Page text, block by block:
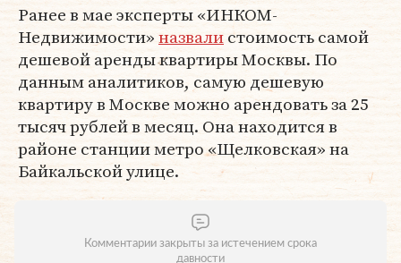
Ранее в мае эксперты «ИНКОМ-
Недвижимости»назвалистоимость самой
дешевой аренды квартиры Москвы. По
данным аналитиков, самую дешевую
квартиру в Москве можно арендовать за 25
тысяч рублей в месяц. Она находится в
районе станции метро «Щелковская» на
Байкальской улице.
Комментарии закрыты за истечением срока
давности